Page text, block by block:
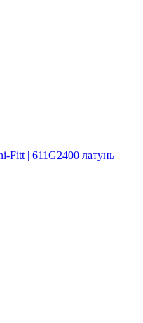
Fitt | 611G2400 латунь